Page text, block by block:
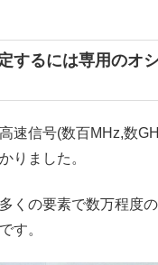
するには専用のオ
速信号(数百MHz,数
りました。
くの要素で数万程度
す。